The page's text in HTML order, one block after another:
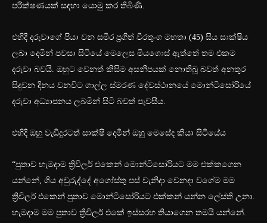
පරීක්ෂණයක් සඳහා යොමු කර තිබිණි.
එහිදී දරුවාගේ පියා වන සමීර ප්‍රගීත් වීරතුංග මහතා (45) සිය සාක්ෂිය
ලබා දෙමින් පවසා සිටියේ මෙලෙස මියගොස් ඇත්තේ තම එකම
දරුවා බවයි. ඔහුට වෙනත් කිසිම අසනීපයක් නොතිබූ බවත් අනතුර
සිදුවන දිනය වනවිට ගාල්ල ස්මරණ දේවස්ථානයේ මොන්ටිසෝරියේ
දරුවා අධ්‍යාපනය ලබමින් සිටි බවත් පැවසීය.
එහිදී ඔහු වැඩිදුරටත් සාක්ෂි දෙමින් ඔහු මෙසේද කියා සිටියේය
“පුතාව හැමදාම ත්‍රිවිලර් එකෙන් මොන්ටිසෝරියට මම එක්කගෙන
යන්නේ, ගිය අවුරුද්දේ අගෝස්තු පස් වැනිදා වෙනදා වගේම මම
ත්‍රිවිලර් එකෙන් පුතාව මොන්ටිසෝරියට එක්කන් යන්න ලේස්ති උනා.
හැමදාම මම පුතාව ත්‍රීවිලර් එකේ ඉස්සරහ තියාගෙන තමයි යන්නේ.